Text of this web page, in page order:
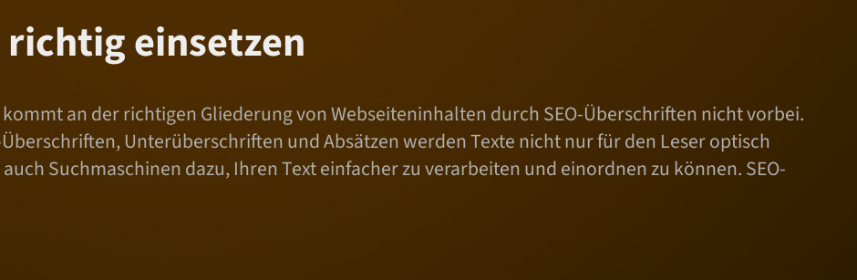
einsetzen
an der richtigen Gliederung von Webseiteninhalten durch SEO-Überschriften nicht vorbei.
Unterüberschriften und Absätzen werden Texte nicht nur für den Leser optisch
Suchmaschinen dazu, Ihren Text einfacher zu verarbeiten und einordnen zu können. SEO-